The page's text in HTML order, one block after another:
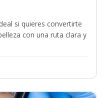
si quieres convertirte
con una ruta clara y